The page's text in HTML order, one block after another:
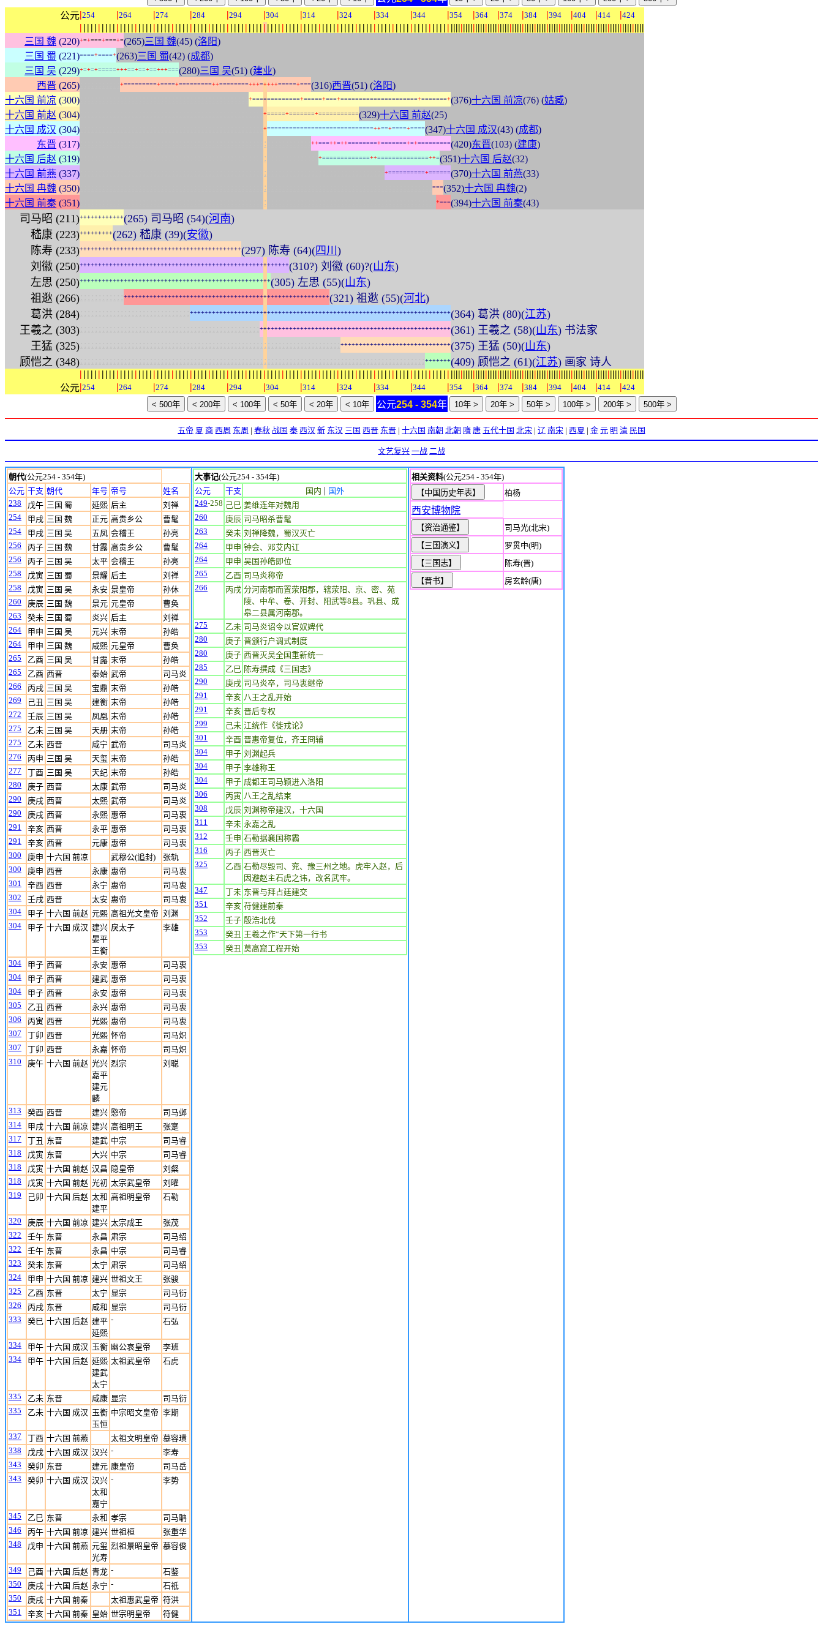
公元|254 |264 |274 |284 |294 |304 |314 |324 |334 |344 |354 |364 |374 |384 |394 |404 |414 |424
| | | | | | | | | | | | | | | | | | | | | | | | | | | | | | | | | | | | | | | | | | | | | | | | | | | | | | | | | | | | | | | | | | | | | | | | | | | | | | | | | | | | | | | | | | | | | | | | | | | | | |||||||||||||||||||||||||||||||||||||||||||||||||||||||||||||||||||||||||||||||
三国 魏 (220)+=+===+===+=(265)三国 魏(45) (洛阳)
三国 蜀 (221)====+====+(263)三国 蜀(42) (成都)
三国 吴 (229)+=+=+=====+++==+==+==+++===(280)三国 吴(51) (建业)
西晋 (265) +=========+====+=========++========+++=++++=====+===(316)西晋(51) (洛阳)
十六国 前凉 (300) +=============+=====+===+=====================+=======+(376)十六国 前凉(76) (姑臧)
十六国 前赵 (304) +=====+=======+===========(329)十六国 前赵(25)
十六国 成汉 (304) +=============================++==+====+====(347)十六国 成汉(43) (成都)
东晋 (317) : ++===++=++========+=======+=+=========(420)东晋(103) (建康)
十六国 后赵 (319) : +=============++==============++=(351)十六国 后赵(32)
十六国 前燕 (337) : +==========+======(370)十六国 前燕(33)
十六国 冉魏 (350) : ===(352)十六国 冉魏(2)
十六国 前秦 (351) : +===(394)十六国 前秦(43)
司马昭 (211)++++++++++++(265) 司马昭 (54)(河南)
嵇康 (223)+++++++++(262) 嵇康 (39)(安徽)
陈寿 (233)++++++++++++++++++++++++++++++++++++++++++++(297) 陈寿 (64)(四川 )
刘徽 (250)+++++++++++++++++++++++++++++++++++++++++++++++++++++++++(310?) 刘徽 (60)?(山东)
左思 (250)++++++++++++++++++++++++++++++++++++++++++++++++++++(305) 左思 (55)(山东)
祖逖 (266)
++++++++++++++++++++++++++++++++++++++++++++++++++++++++(321) 祖逖 (55)(河北)
葛洪 (284)
+++++++++++++++++++++++++++++++++++++++++++++++++++++++++++++++++++++++(364) 葛洪 (80)(江苏)
王羲之 (303)
++++++++++++++++++++++++++++++++++++++++++++++++++++(361) 王羲之 (58)(山东) 书法家
王猛 (325)
: ++++++++++++++++++++++++++++++(375) 王猛 (50)(山东)
顾恺之 (348)
: +++++++(409) 顾恺之 (61)(江苏) 画家 诗人
| | | | | | | | | | | | | | | | | | | | | | | | | | | | | | | | | | | | | | | | | | | | | | | | | | | | | | | | | | | | | | | | | | | | | | | | | | | | | | | | | | | | | | | | | | | | | | | | | | | | | |||||||||||||||||||||||||||||||||||||||||||||||||||||||||||||||||||||||||||||||
公元|254 |264 |274 |284 |294 |304 |314 |324 |334 |344 |354 |364 |374 |384 |394 |404 |414 |424
公元254 - 354年
五帝 夏 商 西周 东周 | 春秋 战国 秦 西汉 新 东汉 三国 西晋 东晋 | 十六国 南朝 北朝 隋 唐 五代十国 北宋 | 辽 南宋 | 西夏 | 金 元 明 清 民国
文艺复兴 一战 二战
朝代(公元254 - 354年)
公元 干支 朝代 年号 帝号
姓名
238
戊午 三国 蜀 延熙 后主
刘禅
254
甲戌 三国 魏 正元 高贵乡公
曹髦
254
甲戌 三国 吴 五凤 会稽王
孙亮
256
丙子 三国 魏 甘露 高贵乡公
曹髦
256
丙子 三国 吴 太平 会稽王
孙亮
258
戊寅 三国 蜀 景耀 后主
刘禅
258
戊寅 三国 吴 永安 景皇帝
孙休
260
庚辰 三国 魏 景元 元皇帝
曹奂
263
癸未 三国 蜀 炎兴 后主
刘禅
264
甲申 三国 吴 元兴 末帝
孙皓
264
甲申 三国 魏 咸熙 元皇帝
曹奂
265
乙酉 三国 吴 甘露 末帝
孙皓
265
乙酉 西晋 泰始 武帝
司马炎
266
丙戌 三国 吴 宝鼎 末帝
孙皓
269
己丑 三国 吴 建衡 末帝
孙皓
272
壬辰 三国 吴 凤凰 末帝
孙皓
275
乙未 三国 吴 天册 末帝
孙皓
275
乙未 西晋 咸宁 武帝
司马炎
276
丙申 三国 吴 天玺 末帝
孙皓
277
丁酉 三国 吴 天纪 末帝
孙皓
280
庚子 西晋 太康 武帝
司马炎
290
庚戌 西晋 太熙 武帝
司马炎
290
庚戌 西晋 永熙 惠帝
司马衷
291
辛亥 西晋 永平 惠帝
司马衷
291
辛亥 西晋 元康 惠帝
司马衷
300
庚申 十六国 前凉 武穆公(追封)
张轨
300
庚申 西晋 永康 惠帝
司马衷
301
辛酉 西晋 永宁 惠帝
司马衷
302
壬戌 西晋 太安 惠帝
司马衷
304
甲子 十六国 前赵 元熙 高祖光文皇帝 刘渊
304
甲子 十六国 成汉 建兴
晏平
王衡
戾太子 李雄
304 甲子 西晋 永安 惠帝
司马衷
304
甲子 西晋 建武 惠帝
司马衷
304
甲子 西晋 永安 惠帝
司马衷
305
乙丑 西晋 永兴 惠帝
司马衷
306
丙寅 西晋 光熙 惠帝
司马衷
307
丁卯 西晋 光熙 怀帝
司马炽
307
丁卯 西晋 永嘉 怀帝
司马炽
310
庚午 十六国 前赵 光兴
嘉平
建元
麟
烈宗 刘聪
313 癸酉 西晋 建兴 愍帝
司马邺
314
甲戌 十六国 前凉 建兴 高祖明王
张寔
317
丁丑 东晋 建武 中宗
司马睿
318
戊寅 东晋 大兴 中宗
司马睿
318
戊寅 十六国 前赵 汉昌 隐皇帝
刘粲
318
戊寅 十六国 前赵 光初 太宗武皇帝
刘曜
319
己卯 十六国 后赵 太和
建平
高祖明皇帝 石勒
320 庚辰 十六国 前凉 建兴 太宗成王
张茂
322
壬午 东晋 永昌 肃宗
司马绍
322
壬午 东晋 永昌 中宗
司马睿
323
癸未 东晋 太宁 肃宗
司马绍
324
甲申 十六国 前凉 建兴 世祖文王
张骏
325
乙酉 东晋 太宁 显宗
司马衍
326
丙戌 东晋 咸和 显宗
司马衍
333
癸巳 十六国 后赵 建平
延熙
- 石弘
334 甲午 十六国 成汉 玉衡 幽公哀皇帝
李班
334
甲午 十六国 后赵 延熙
建武
太宁
太祖武皇帝 石虎
335 乙未 东晋 咸康 显宗
司马衍
335
乙未 十六国 成汉 玉衡
玉恒
中宗昭文皇帝 李期
337 丁酉 十六国 前燕 太祖文明皇帝 慕容璜
338
戊戌 十六国 成汉 汉兴 -
李寿
343
癸卯 东晋 建元 康皇帝
司马岳
343
癸卯 十六国 成汉 汉兴
太和
嘉宁
- 李势
345 乙巳 东晋 永和 孝宗
司马聃
346
丙午 十六国 前凉 建兴 世祖桓
张重华
348
戊申 十六国 前燕 元玺
光寿
烈祖景昭皇帝 慕容俊
349 己酉 十六国 后赵 青龙 -
石鉴
350
庚戌 十六国 后赵 永宁 -
石祗
350
庚戌 十六国 前秦 太祖惠武皇帝 符洪
351
辛亥 十六国 前秦 皇始 世宗明皇帝 符健
大事记(公元254 - 354年)
公元
干支 国内 | 国外
249-258 己巳 姜维连年对魏用
260
庚辰 司马昭杀曹髦
263
癸未 刘禅降魏，蜀汉灭亡
264
甲申 钟会、邓艾内讧
264
甲申 吴国孙皓即位
265
乙酉 司马炎称帝
266
丙戌 分河南郡而置荥阳郡，辖荥阳、京、密、苑
陵、中牟、卷、开封、阳武等8县。巩县、成
皋二县属河南郡。
275
乙未 司马炎诏令以官奴婢代
280
庚子 晋颁行户调式制度
280
庚子 西晋灭吴全国重新统一
285
乙巳 陈寿撰成《三国志》
290
庚戌 司马炎卒，司马衷继帝
291
辛亥 八王之乱开始
291
辛亥 晋后专权
299
己未 江统作《徙戎论》
301
辛酉 晋惠帝复位，齐王冏辅
304
甲子 刘渊起兵
304
甲子 李雄称王
304
甲子 成都王司马颖进入洛阳
306
丙寅 八王之乱结束
308
戊辰 刘渊称帝建汉，十六国
311
辛未 永嘉之乱
312
壬申 石勒据襄国称霸
316
丙子 西晋灭亡
325
乙酉 石勒尽毁司、兖、豫三州之地。虎牢入赵，后
因避赵主石虎之讳，改名武牢。
347
丁未 东晋与拜占廷建交
351
辛亥 苻健建前秦
352
壬子 殷浩北伐
353
癸丑 王羲之作“天下第一行书
353
癸丑 莫高窟工程开始
相关资料(公元254 - 354年)
柏杨
西安博物院
司马光(北宋)
罗贯中(明)
陈寿(晋)
房玄龄(唐)